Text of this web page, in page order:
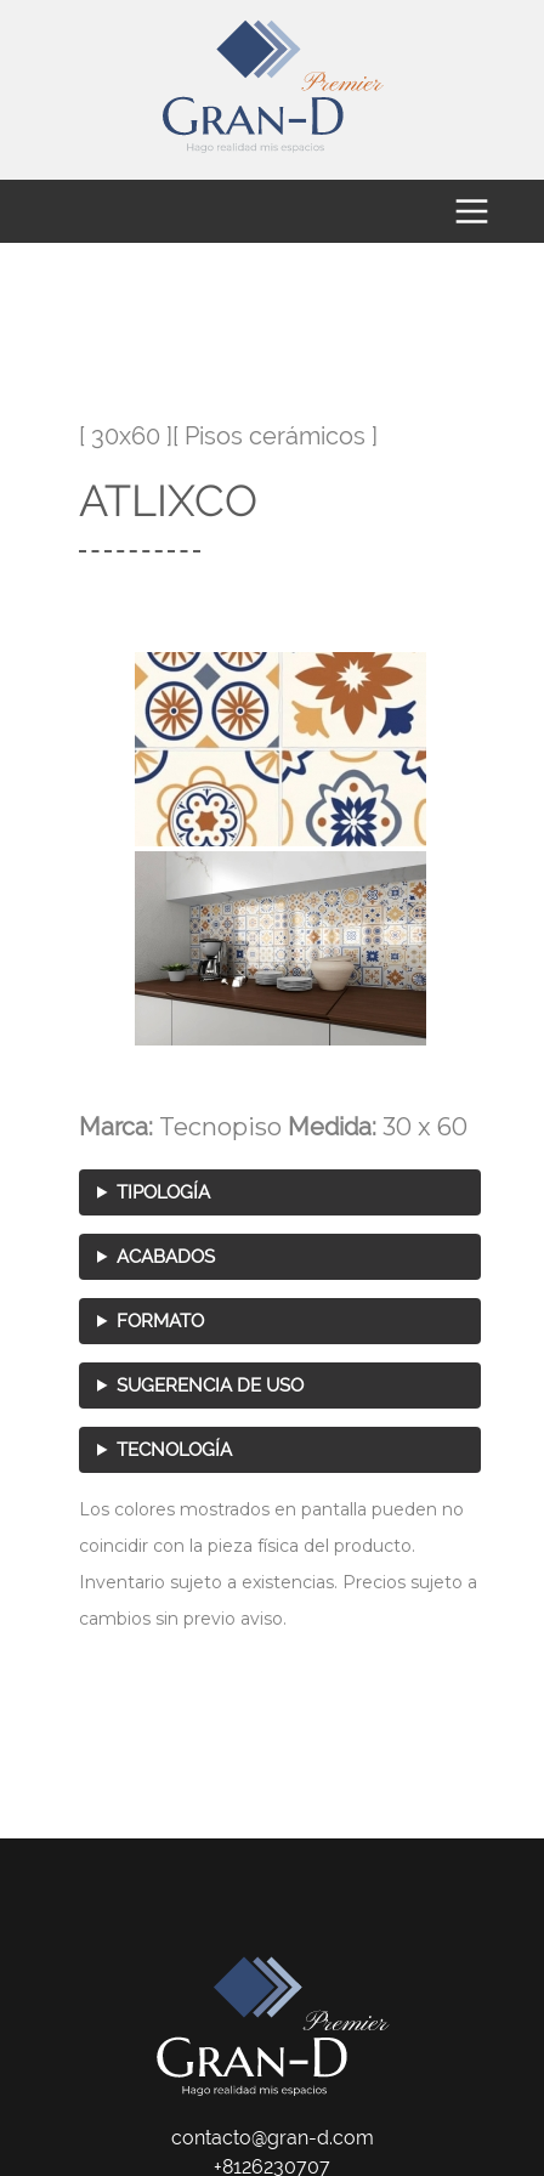
[ 30x60 ][ Pisos cerámicos ]
ATLIXCO
Marca: Tecnopiso Medida: 30 x 60
TIPOLOGÍA
ACABADOS
FORMATO
SUGERENCIA DE USO
TECNOLOGÍA
Los colores mostrados en pantalla pueden no
coincidir con la pieza física del producto.
Inventario sujeto a existencias. Precios sujeto a
cambios sin previo aviso.
contacto@gran-d.com
+8126230707